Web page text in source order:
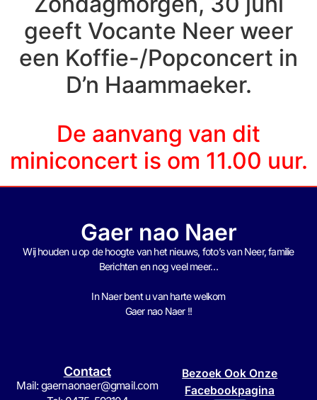
geeft Vocante Neer weer
een Koffie-/Popconcert in
D’n Haammaeker.
De aanvang van dit
miniconcert is om 11.00 uur.
Gaer nao Naer
Wij houden u op de hoogte van het nieuws, foto’s van Neer, familie
Berichten en nog veel meer…
In Naer bent u van harte welkom
Gaer nao Naer !!
Contact
Mail: gaernaonaer@gmail.com
Bezoek Ook Onze
Facebookpagina